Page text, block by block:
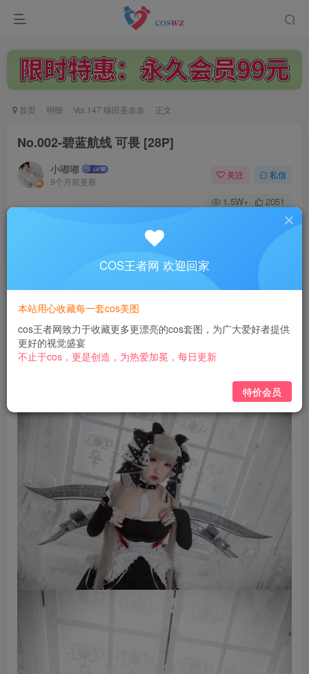
首页 明细 Vol.147 猫田圣奈奈 正文
No.002-碧蓝航线 可畏 [28P]
小嘟嘟
9个月前更新
关注 私信
1.5W+ 2051
No.002-碧蓝航线 可畏 [28P]
此内容为付费阅读，请付费后查看
3
黄金会员免费 钻石会员 免费
立即购买
COS王者网 欢迎回家
本站用心收藏每一套cos美图
cos王者网致力于收藏更多更漂亮的cos套图，为广大爱好者提供
更好的视觉盛宴
不止于cos，更是创造，为热爱加冕，每日更新
特价会员